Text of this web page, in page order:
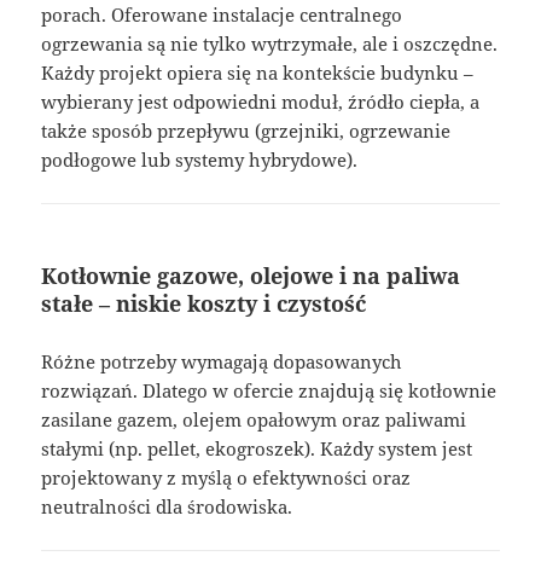
porach. Oferowane instalacje centralnego
ogrzewania są nie tylko wytrzymałe, ale i oszczędne.
Każdy projekt opiera się na kontekście budynku –
wybierany jest odpowiedni moduł, źródło ciepła, a
także sposób przepływu (grzejniki, ogrzewanie
podłogowe lub systemy hybrydowe).
Kotłownie gazowe, olejowe i na paliwa
stałe – niskie koszty i czystość
Różne potrzeby wymagają dopasowanych
rozwiązań. Dlatego w ofercie znajdują się kotłownie
zasilane gazem, olejem opałowym oraz paliwami
stałymi (np. pellet, ekogroszek). Każdy system jest
projektowany z myślą o efektywności oraz
neutralności dla środowiska.